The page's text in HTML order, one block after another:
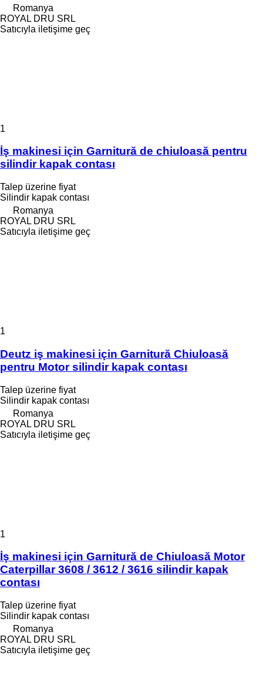
Romanya
ROYAL DRU SRL
Satıcıyla iletişime geç
1
İş makinesi için Garnitură de chiuloasă pentru
silindir kapak contası
Talep üzerine fiyat
Silindir kapak contası
Romanya
ROYAL DRU SRL
Satıcıyla iletişime geç
1
Deutz iş makinesi için Garnitură Chiuloasă
pentru Motor silindir kapak contası
Talep üzerine fiyat
Silindir kapak contası
Romanya
ROYAL DRU SRL
Satıcıyla iletişime geç
1
İş makinesi için Garnitură de Chiuloasă Motor
Caterpillar 3608 / 3612 / 3616 silindir kapak
contası
Talep üzerine fiyat
Silindir kapak contası
Romanya
ROYAL DRU SRL
Satıcıyla iletişime geç